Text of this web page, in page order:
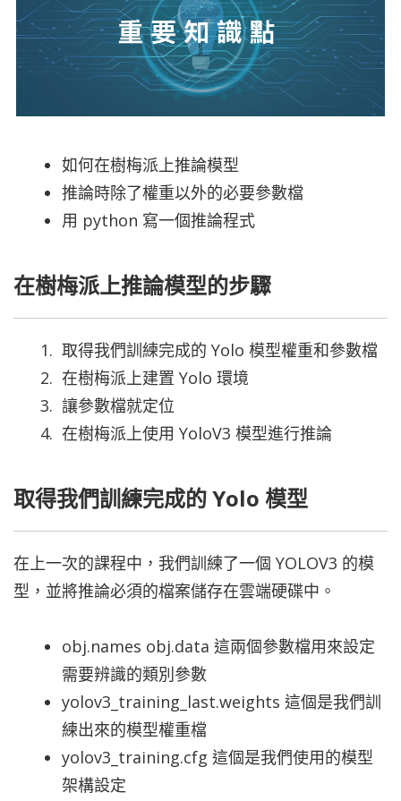
如何在樹梅派上推論模型
推論時除了權重以外的必要參數檔
用 python 寫一個推論程式
在樹梅派上推論模型的步驟
取得我們訓練完成的 Yolo 模型權重和參數檔
在樹梅派上建置 Yolo 環境
讓參數檔就定位
在樹梅派上使用 YoloV3 模型進行推論
取得我們訓練完成的 Yolo 模型
在上一次的課程中，我們訓練了一個 YOLOV3 的模
型，並將推論必須的檔案儲存在雲端硬碟中。
obj.names obj.data 這兩個參數檔用來設定
需要辨識的類別參數
yolov3_training_last.weights 這個是我們訓
練出來的模型權重檔
yolov3_training.cfg 這個是我們使用的模型
架構設定